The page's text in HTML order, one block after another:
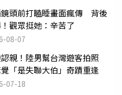
鏡頭前打瞌睡畫面瘋傳 背後
觀眾挺她：辛苦了
08-07
親！陸男幫台灣遊客拍照
「是失聯大伯」奇蹟重逢
07-18